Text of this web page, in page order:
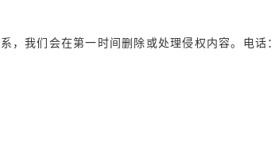
，我们会在第一时间删除或处理侵权内容。电话：